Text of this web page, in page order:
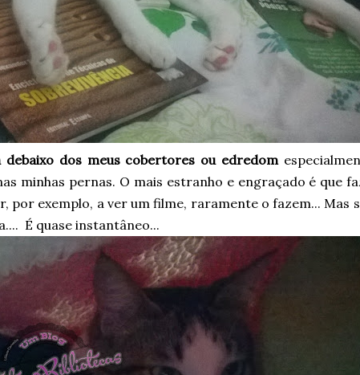
dos meus cobertores ou edredom
minhas pernas. O mais estranho e engraçado é que
por exemplo, a ver um filme, raramente o fazem... Mas
É quase instantâneo...